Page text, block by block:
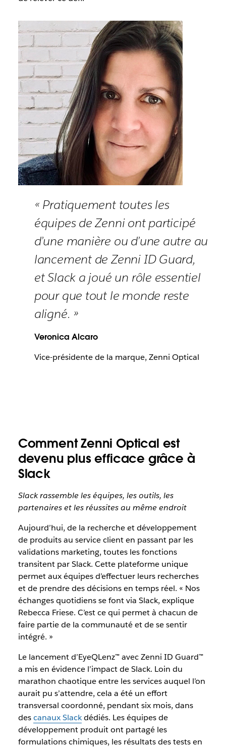
« Pratiquement toutes les
équipes de Zenni ont participé
d’une manière ou d’une autre au
lancement de Zenni ID Guard,
et Slack a joué un rôle essentiel
pour que tout le monde reste
aligné. »
Veronica Alcaro
Vice-présidente de la marque, Zenni Optical
Comment Zenni Optical est
devenu plus efficace grâce à
Slack
Slack rassemble les équipes, les outils, les
partenaires et les réussites au même endroit
Aujourd’hui, de la recherche et développement
de produits au service client en passant par les
validations marketing, toutes les fonctions
transitent par Slack. Cette plateforme unique
permet aux équipes d’effectuer leurs recherches
et de prendre des décisions en temps réel. « Nos
échanges quotidiens se font via Slack, explique
Rebecca Friese. C’est ce qui permet à chacun de
faire partie de la communauté et de se sentir
intégré. »
Le lancement d’EyeQLenz™ avec Zenni ID Guard™
a mis en évidence l’impact de Slack. Loin du
marathon chaotique entre les services auquel l’on
aurait pu s’attendre, cela a été un effort
transversal coordonné, pendant six mois, dans
descanaux Slackdédiés. Les équipes de
développement produit ont partagé les
formulations chimiques, les résultats des tests en